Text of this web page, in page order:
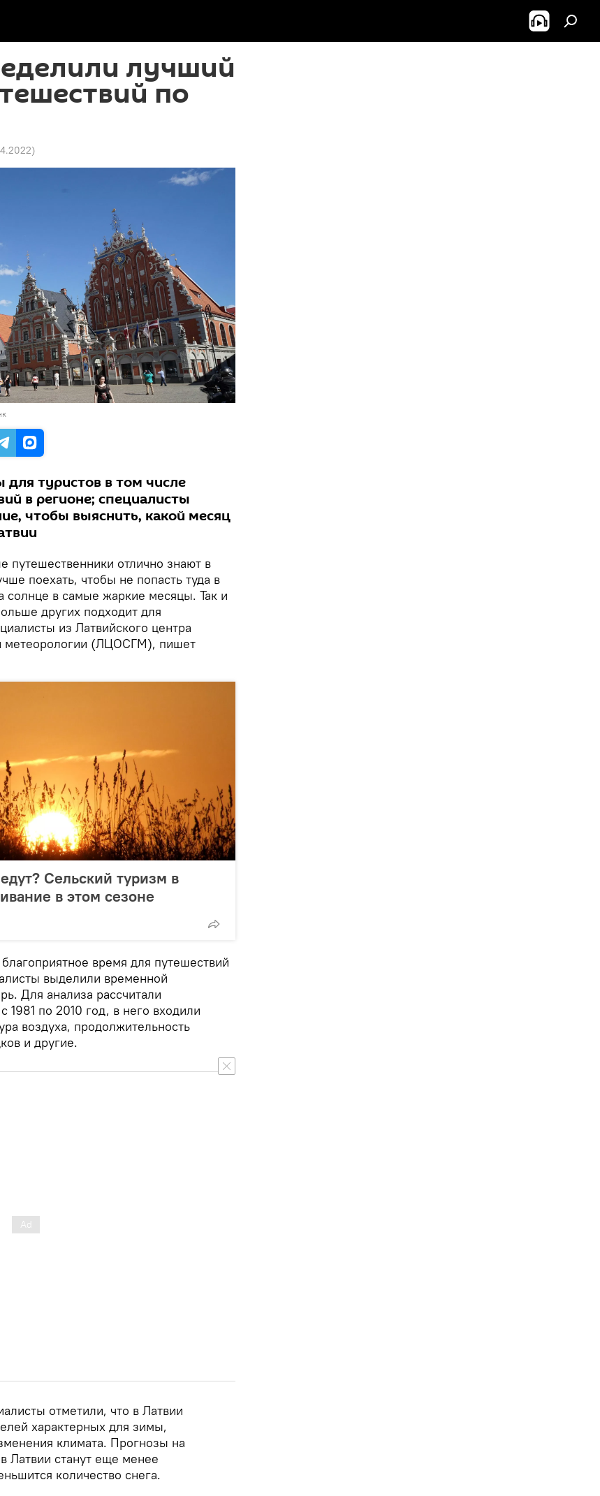
лучший
по
)
для туристов в том числе
в регионе; специалисты
чтобы выяснить, какой месяц
путешественники отлично знают в
поехать, чтобы не попасть туда в
солнце в самые жаркие месяцы. Так и
других подходит для
из Латвийского центра
метеорологии (ЛЦOСГМ), пишет
Сельский туризм в
в этом сезоне
время для путешествий
выделили временной
Для анализа рассчитали
1981 по 2010 год, в него входили
воздуха, продолжительность
и другие.
отметили, что в Латвии
характерных для зимы,
климата. Прогнозы на
Латвии станут еще менее
количество снега.